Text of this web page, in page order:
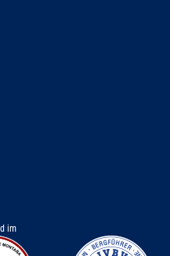
im